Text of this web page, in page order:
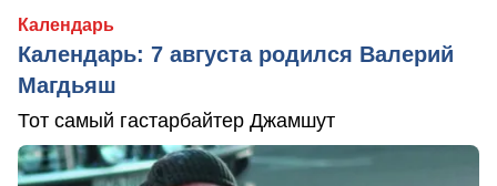
Календарь
Календарь: 7 августа родился Валерий
Магдьяш
Тот самый гастарбайтер Джамшут